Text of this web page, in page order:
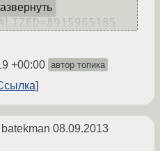
+00:00 автор топика
batekman 08.09.2013